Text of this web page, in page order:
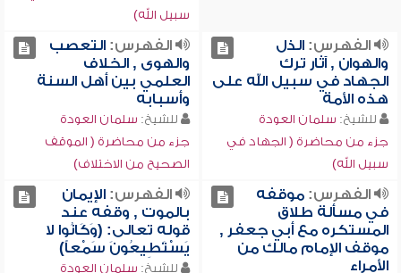
سبيل الله)
الفهرس:الذل
والهوان , آثار ترك
الجهاد في سبيل الله على
هذه الأمة
للشيخ: سلمان العودة
جزء من محاضرة ( الجهاد في
سبيل الله)
الفهرس:التعصب
والهوى , الخلاف
العلمي بين أهل السنة
وأسبابه
للشيخ: سلمان العودة
جزء من محاضرة ( الموقف
الصحيح من الاختلاف)
الفهرس:موقفه
في مسألة طلاق
المستكره مع أبي جعفر ,
موقف الإمام مالك من
الأمراء
الفهرس:الإيمان
بالموت , وقفه عند
قوله تعالى: (وَكَانُوا لا
يَسْتَطِيعُونَ سَمْعاً)
للشيخ: سلمان العودة